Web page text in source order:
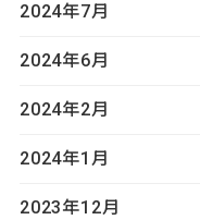
2024年7月
2024年6月
2024年2月
2024年1月
2023年12月